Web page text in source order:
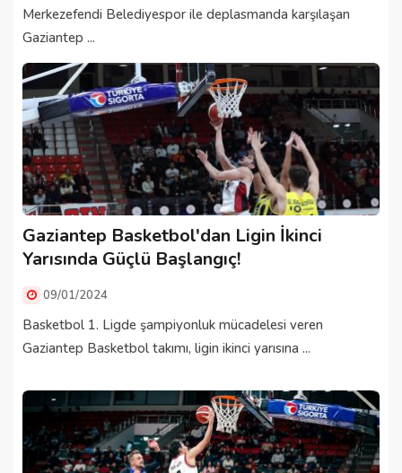
Merkezefendi Belediyespor ile deplasmanda karşılaşan
Gaziantep ...
Gaziantep Basketbol'dan Ligin İkinci
Yarısında Güçlü Başlangıç!
09/01/2024
Basketbol 1. Ligde şampiyonluk mücadelesi veren
Gaziantep Basketbol takımı, ligin ikinci yarısına ...